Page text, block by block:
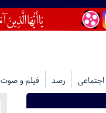
اجتماعی رصد فیلم و صوت